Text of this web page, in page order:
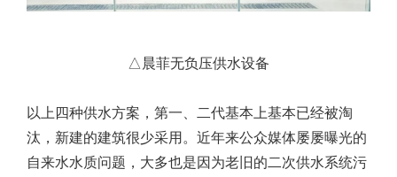
△晨菲无负压供水设备
以上四种供水方案，第一、二代基本上基本已经被淘
汰，新建的建筑很少采用。近年来公众媒体屡屡曝光的
自来水水质问题，大多也是因为老旧的二次供水系统污